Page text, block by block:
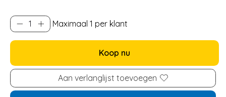
Maximaal 1 per klant
Koop nu
Aan verlanglijst toevoegen